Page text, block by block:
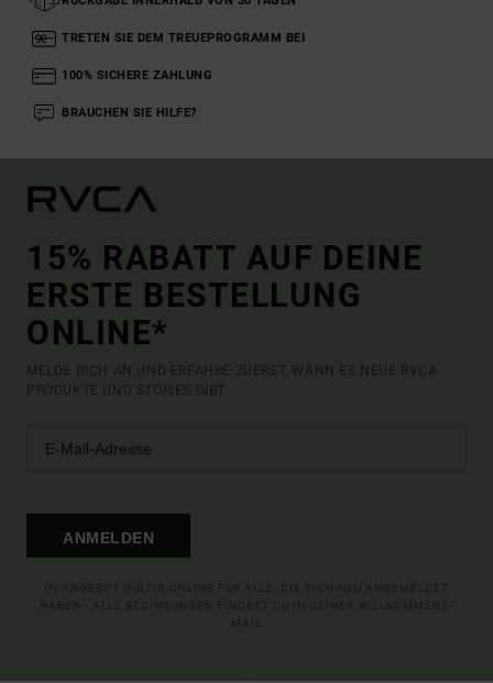
TRETEN SIE DEM TREUEPROGRAMM BEI
100% SICHERE ZAHLUNG
BRAUCHEN SIE HILFE?
15% RABATT AUF DEINE
ERSTE BESTELLUNG
ONLINE*
MELDE DICH AN UND ERFAHRE ZUERST, WANN ES NEUE RVCA
PRODUKTE UND STORIES GIBT.
ANMELDEN